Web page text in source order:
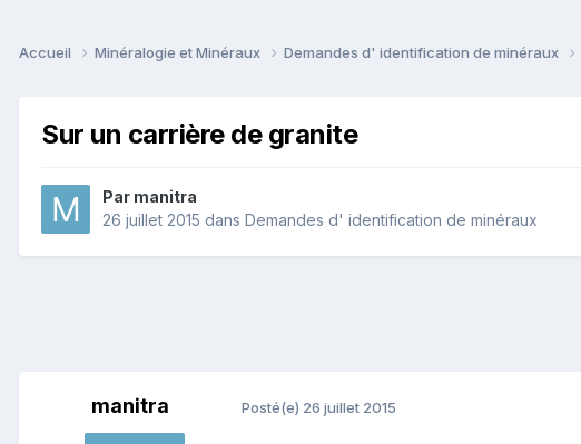
Accueil Minéralogie et Minéraux Demandes d' identification de minéraux
Sur un carrière de granite
Par manitra
26 juillet 2015 dans Demandes d' identification de minéraux
manitra Posté(e) 26 juillet 2015